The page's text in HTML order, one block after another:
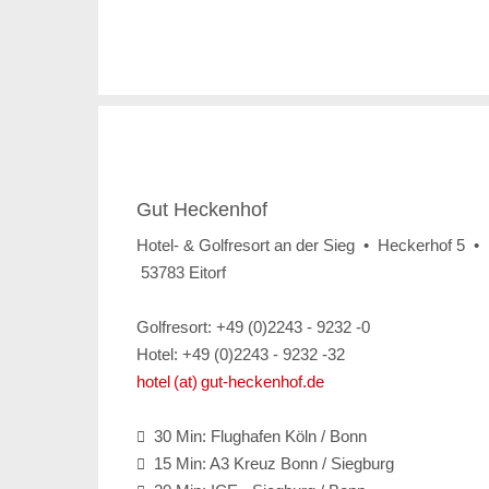
Gut Heckenhof
Hotel- & Golfresort an der Sieg • Heckerhof 5 •
53783 Eitorf
Golfresort: +49 (0)2243 - 9232 -0
Hotel: +49 (0)2243 - 9232 -32
hotel (at) gut-heckenhof.de
 30 Min: Flughafen Köln / Bonn
 15 Min: A3 Kreuz Bonn / Siegburg